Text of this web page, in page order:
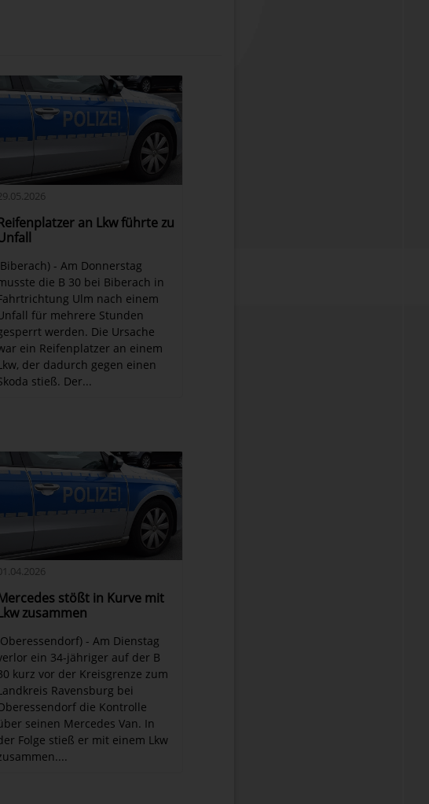
an Lkw führte zu
- Am Donnerstag
die B 30 bei Biberach in
Ulm nach einem
für mehrere Stunden
werden. Die Ursache
ein Reifenplatzer an einem
der dadurch gegen einen
stieß. Der...
stößt in Kurve mit
zusammen
- Am Dienstag
ein 34-jähriger auf der B
kurz vor der Kreisgrenze zum
Ravensburg bei
die Kontrolle
seinen Mercedes Van. In
Folge stieß er mit einem Lkw